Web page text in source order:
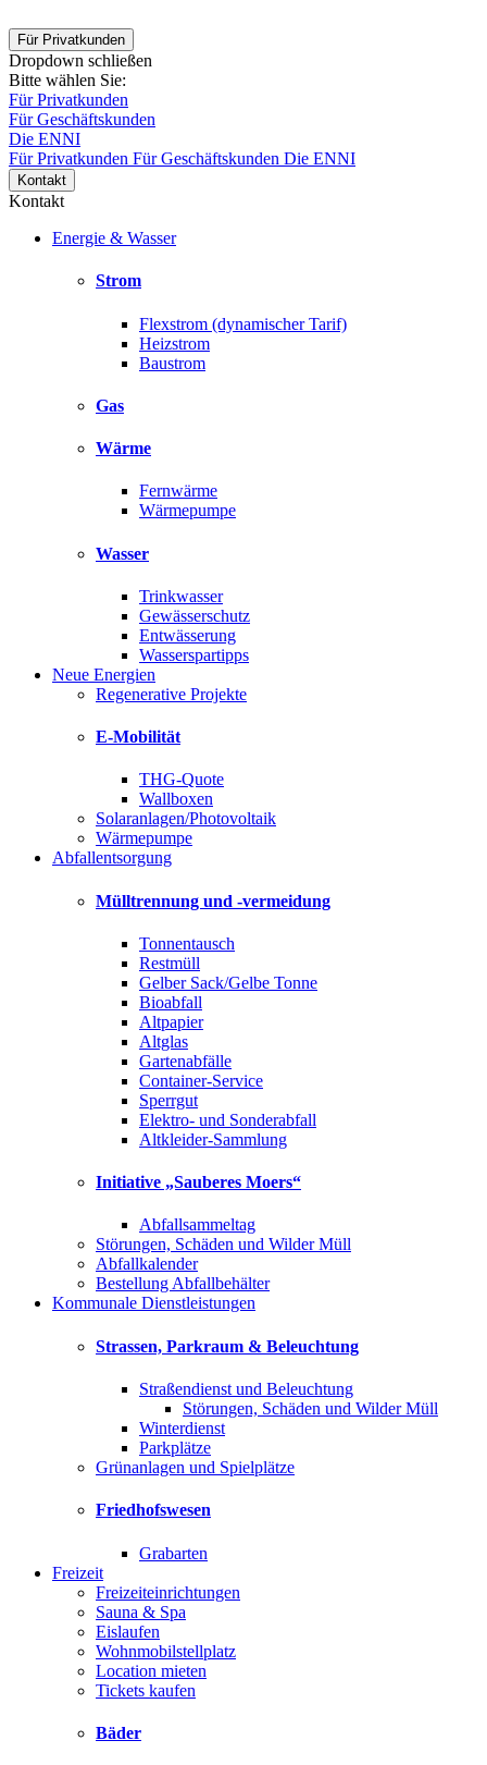
Für Privatkunden
Dropdown schließen
Bitte wählen Sie:
Für Privatkunden
Für Geschäftskunden
Die ENNI
Für Privatkunden Für Geschäftskunden Die ENNI
Kontakt
Kontakt
Energie & Wasser
Strom
Flexstrom (dynamischer Tarif)
Heizstrom
Baustrom
Gas
Wärme
Fernwärme
Wärmepumpe
Wasser
Trinkwasser
Gewässerschutz
Entwässerung
Wasserspartipps
Neue Energien
Regenerative Projekte
E-Mobilität
THG-Quote
Wallboxen
Solaranlagen/Photovoltaik
Wärmepumpe
Abfallentsorgung
Mülltrennung und -vermeidung
Tonnentausch
Restmüll
Gelber Sack/Gelbe Tonne
Bioabfall
Altpapier
Altglas
Gartenabfälle
Container-Service
Sperrgut
Elektro- und Sonderabfall
Altkleider-Sammlung
Initiative „Sauberes Moers“
Abfallsammeltag
Störungen, Schäden und Wilder Müll
Abfallkalender
Bestellung Abfallbehälter
Kommunale Dienstleistungen
Strassen, Parkraum & Beleuchtung
Straßendienst und Beleuchtung
Störungen, Schäden und Wilder Müll
Winterdienst
Parkplätze
Grünanlagen und Spielplätze
Friedhofswesen
Grabarten
Freizeit
Freizeiteinrichtungen
Sauna & Spa
Eislaufen
Wohnmobilstellplatz
Location mieten
Tickets kaufen
Bäder